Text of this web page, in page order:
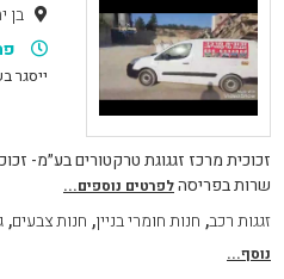
בן
ייסגר
זכוכית מרכז זגגוגת טרקטורים בע״מ-
שרות בפריסהלפרטים נוספים...
זגגות רכב, חנות חומרי בניין, חנות צבעים,
נוסף...